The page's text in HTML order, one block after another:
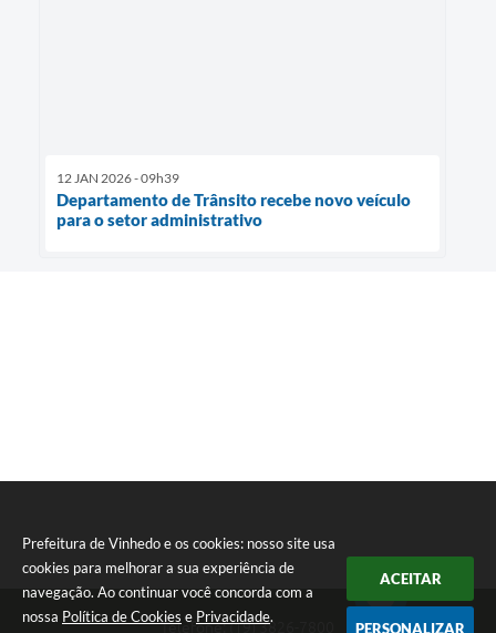
Prefeitura de Vinhedo e os cookies: nosso site usa
cookies para melhorar a sua experiência de
navegação. Ao continuar você concorda com a
nossa Política de Cookies e Privacidade.
ACEITAR
PERSONALIZAR
12 JAN 2026 - 09h39
Departamento de Trânsito recebe novo veículo
para o setor administrativo
Telefone: (19) 3826-7800